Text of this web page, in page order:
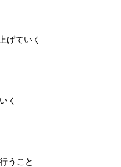
げていく
く
うこと